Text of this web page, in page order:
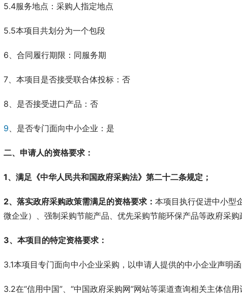
5.4服务地点：采购人指定地点
5.5本项目共划分为一个包段
6、合同履行期限：同服务期
7、本项目是否接受联合体投标：否
8、是否接受进口产品：否
9 、是否专门面向中小企业：是
二、申请人的资格要求：
1、满足《中华人民共和国政府采购法》第二十二条规定；
2、落实政府采购政策需满足的资格要求： 本项目执行促进中小型
微企业）、强制采购节能产品、优先采购节能环保产品等政府采购
3、本项目的特定资格要求：
3.1本项目专门面向中小企业采购，以申请人提供的中小企业声明函
3.2在“信用中国”、“中国政府采购网”网站等渠道查询相关主体信